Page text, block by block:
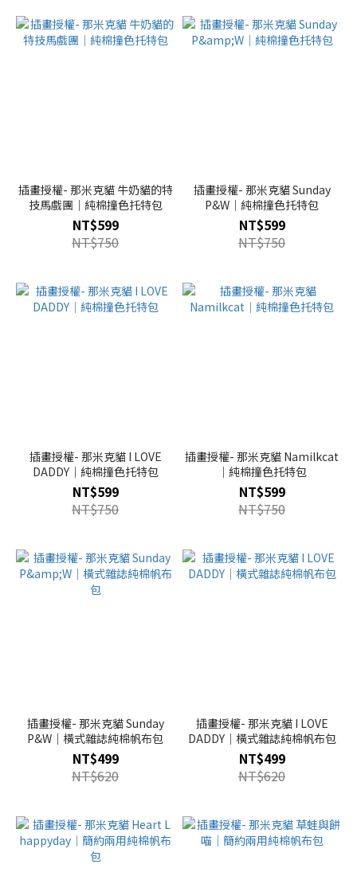
插畫授權- 那米克貓 牛奶貓的特
技馬戲團｜純棉撞色托特包
NT$599
NT$750
插畫授權- 那米克貓 Sunday
P&W｜純棉撞色托特包
NT$599
NT$750
插畫授權- 那米克貓 I LOVE
DADDY｜純棉撞色托特包
NT$599
NT$750
插畫授權- 那米克貓 Namilkcat
｜純棉撞色托特包
NT$599
NT$750
插畫授權- 那米克貓 Sunday
P&W｜橫式雜誌純棉帆布包
NT$499
NT$620
插畫授權- 那米克貓 I LOVE
DADDY｜橫式雜誌純棉帆布包
NT$499
NT$620